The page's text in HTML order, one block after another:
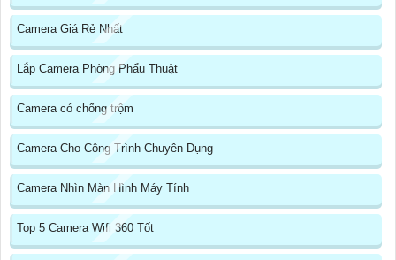
Camera Giá Rẻ Nhất
Lắp Camera Phòng Phẩu Thuật
Camera có chống trộm
Camera Cho Công Trình Chuyên Dụng
Camera Nhìn Màn Hình Máy Tính
Top 5 Camera Wifi 360 Tốt